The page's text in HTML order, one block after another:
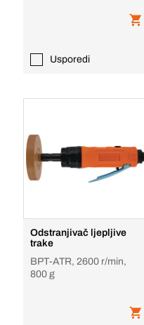
Usporedi
Odstranjivač ljepljive
trake
BPT-ATR, 2600 r/min,
800 g